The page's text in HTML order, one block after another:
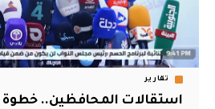
تقارير
استقالات المحافظين.. خطوة